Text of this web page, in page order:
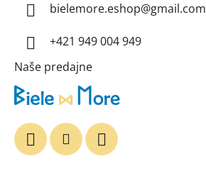
bielemore.eshop@gmail.com
+421 949 004 949
Naše predajne